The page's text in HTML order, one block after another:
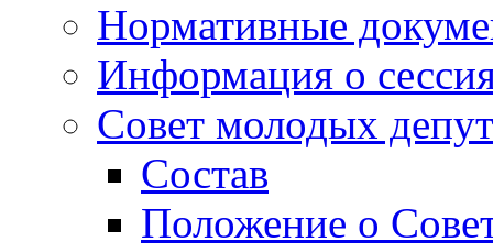
Нормативные
Информация о
Совет молодых
Состав
Положение о